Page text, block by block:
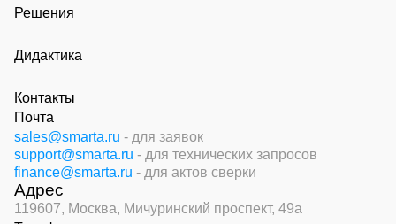
Решения
Дидактика
Контакты
Почта
sales@smarta.ru - для заявок
support@smarta.ru - для технических запросов
finance@smarta.ru - для актов сверки
Адрес
119607, Москва, Мичуринский проспект, 49а